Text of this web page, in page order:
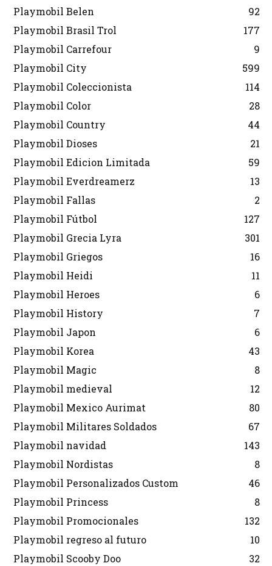
Playmobil Belen
92
Playmobil Brasil Trol
177
Playmobil Carrefour
9
Playmobil City
599
Playmobil Coleccionista
114
Playmobil Color
28
Playmobil Country
44
Playmobil Dioses
21
Playmobil Edicion Limitada
59
Playmobil Everdreamerz
13
Playmobil Fallas
2
Playmobil Fútbol
127
Playmobil Grecia Lyra
301
Playmobil Griegos
16
Playmobil Heidi
11
Playmobil Heroes
6
Playmobil History
7
Playmobil Japon
6
Playmobil Korea
43
Playmobil Magic
8
Playmobil medieval
12
Playmobil Mexico Aurimat
80
Playmobil Militares Soldados
67
Playmobil navidad
143
Playmobil Nordistas
8
Playmobil Personalizados Custom
46
Playmobil Princess
8
Playmobil Promocionales
132
Playmobil regreso al futuro
10
Playmobil Scooby Doo
32